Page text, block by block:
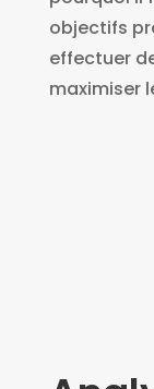
objectifs
effectuer
maximiser